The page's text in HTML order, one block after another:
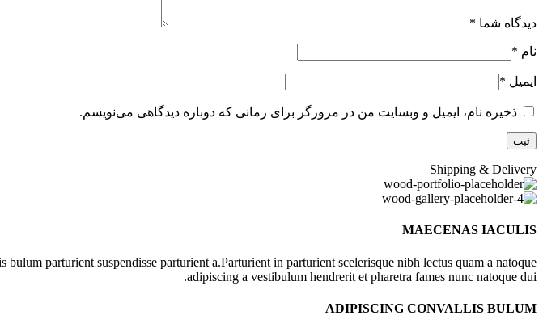
دیدگاه شما *
نام *
ایمیل *
ذخیره نام، ایمیل و وبسایت من در مرورگر برای زمانی که دوباره دیدگاهی می‌نویسم.
Shipping & Delivery
MAECENAS IACULIS
parturient suspendisse parturient a.Parturient in parturient scelerisque nibh lectus quam a natoque
adipiscing a vestibulum hendrerit et pharetra fames nunc natoque dui.
ADIPISCING CONVALLIS BULUM